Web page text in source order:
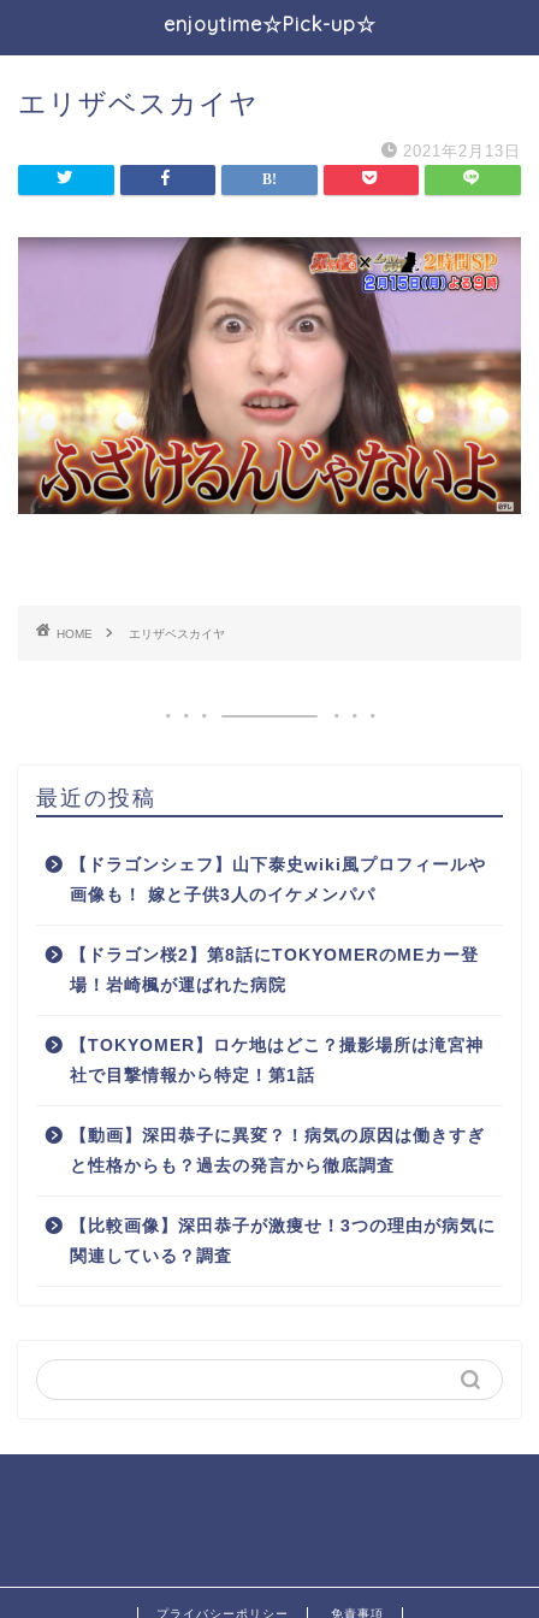
enjoytime☆Pick-up☆
エリザベスカイヤ
2021年2月13日
HOME エリザベスカイヤ
最近の投稿
【ドラゴンシェフ】山下泰史wiki風プロフィールや
画像も！ 嫁と子供3人のイケメンパパ
【ドラゴン桜2】第8話にTOKYOMERのMEカー登
場！岩崎楓が運ばれた病院
【TOKYOMER】ロケ地はどこ？撮影場所は滝宮神
社で目撃情報から特定！第1話
【動画】深田恭子に異変？！病気の原因は働きすぎ
と性格からも？過去の発言から徹底調査
【比較画像】深田恭子が激痩せ！3つの理由が病気に
関連している？調査
プライバシーポリシー 免責事項